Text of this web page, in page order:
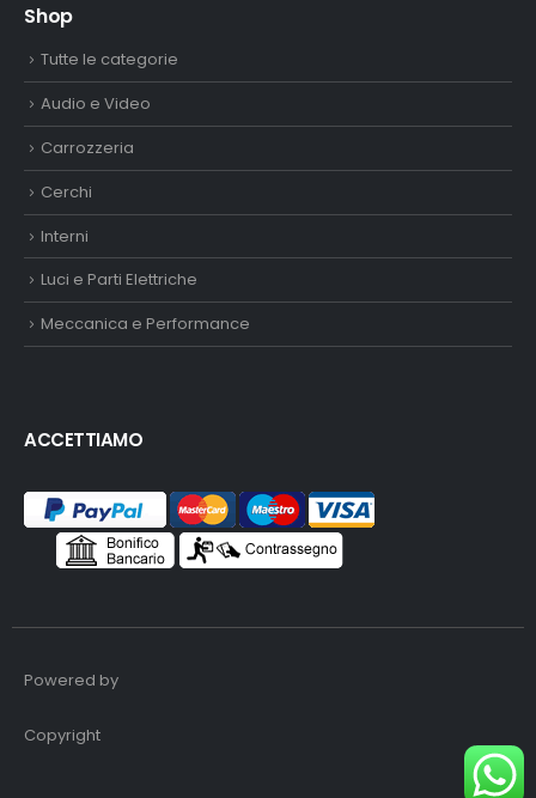
Shop
Tutte le categorie
Audio e Video
Carrozzeria
Cerchi
Interni
Luci e Parti Elettriche
Meccanica e Performance
ACCETTIAMO
Powered by
Copyright